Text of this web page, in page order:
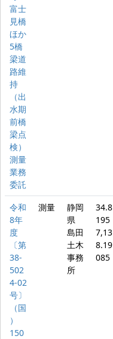
富士
見橋
ほか
5橋
梁道
路維
持
（出
水期
前橋
梁点
検）
測量
業務
委託
令和
8年
度
〔第
38-
502
4-02
号〕
（国
）
150
測量
静岡
県
島田
土木
事務
所
34.8
195
7,13
8.19
085